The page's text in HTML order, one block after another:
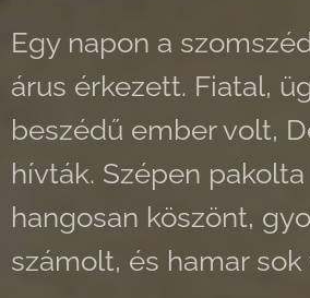
Egy napon a
árus érkezett. Fiatal,
beszédű ember volt,
hívták. Szépen
hangosan köszönt,
számolt, és hamar